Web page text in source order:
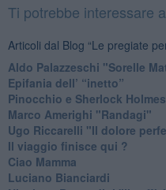
Ti potrebbe interessare
Articoli dal Blog “Le pregiate
​Aldo Palazzeschi "Sorelle
​Epifania dell’ “inetto”
Pinocchio e Sherlock
​Marco Amerighi "Randagi"
Ugo Riccarelli "Il dolore
​Il viaggio finisce qui ?
​Ciao Mamma
​Luciano Bianciardi